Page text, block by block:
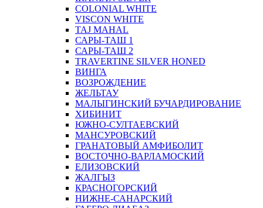
COLONIAL WHITE
VISCON WHITE
TAJ MAHAL
САРЫ-ТАШ 1
САРЫ-ТАШ 2
TRAVERTINE SILVER HONED
ВИНГА
ВОЗРОЖДЕНИЕ
ЖЕЛЬТАУ
МАЛЫГИНСКИЙ БУЧАРДИРОВАНИЕ
ХИБИНИТ
ЮЖНО-СУЛТАЕВСКИЙ
МАНСУРОВСКИЙ
ГРАНАТОВЫЙ АМФИБОЛИТ
ВОСТОЧНО-ВАРЛАМОСКИЙ
ЕЛИЗОВСКИЙ
ЖАЛГЫЗ
КРАСНОГОРСКИЙ
НИЖНЕ-САНАРСКИЙ